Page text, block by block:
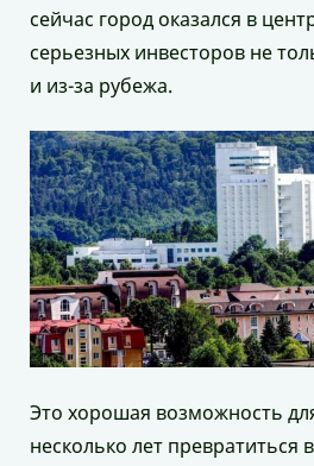
сейчас город оказался в
серьезных инвесторов не
и из-за рубежа.
Это хорошая возможность
несколько лет превратиться